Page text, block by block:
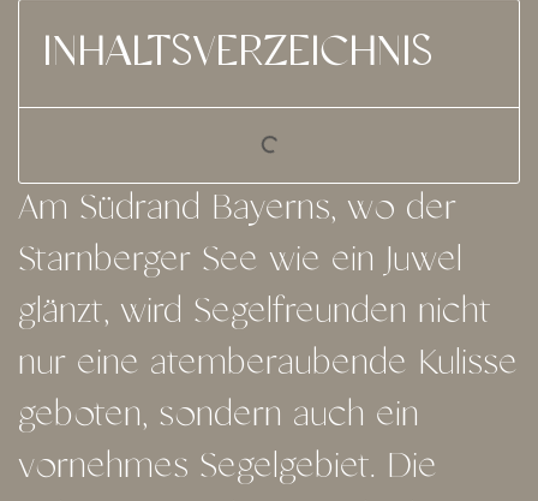
INHALTSVERZEICHNIS
Am Südrand Bayerns, wo der
Starnberger See wie ein Juwel
glänzt, wird Segelfreunden nicht
nur eine atemberaubende Kulisse
geboten, sondern auch ein
vornehmes Segelgebiet. Die